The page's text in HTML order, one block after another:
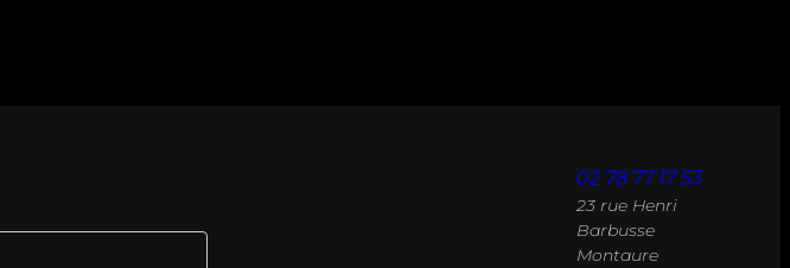
02 78 77 17 53
23 rue Henri
Barbusse
Montaure